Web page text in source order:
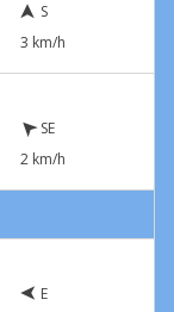
S
3 km/h
SE
2 km/h
E